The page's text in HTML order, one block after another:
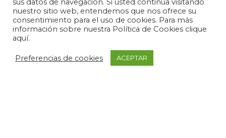
Estamos sumergidos en un estado de mejora continua
para poder reducir los plazos de entrega.
sus datos de navegación. Si usted continúa visitando
nuestro sitio web, entendemos que nos ofrece su
consentimiento para el uso de cookies. Para más
información sobre nuestra Política de Cookies clique
aquí.
Preferencias de cookies ACEPTAR